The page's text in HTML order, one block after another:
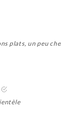
plats, un peu